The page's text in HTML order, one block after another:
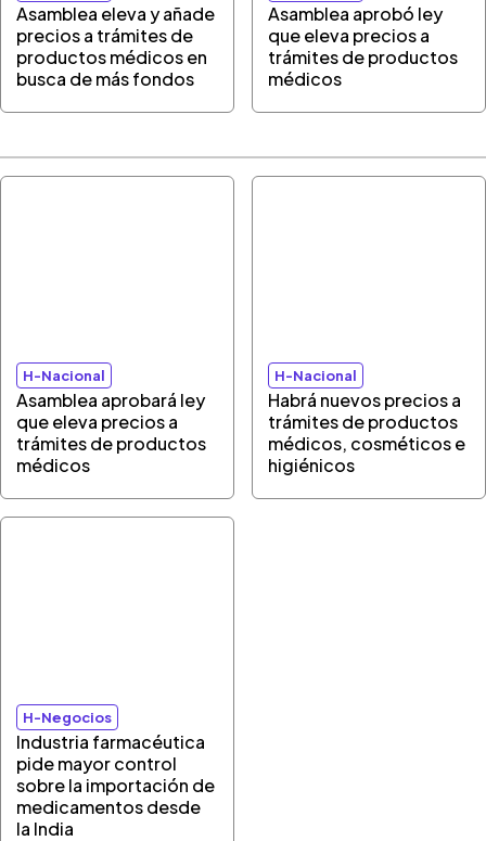
Asamblea eleva y añade
precios a trámites de
productos médicos en
busca de más fondos
Asamblea aprobó ley
que eleva precios a
trámites de productos
médicos
H-Nacional
Asamblea aprobará ley
que eleva precios a
trámites de productos
médicos
H-Nacional
Habrá nuevos precios a
trámites de productos
médicos, cosméticos e
higiénicos
H-Negocios
Industria farmacéutica
pide mayor control
sobre la importación de
medicamentos desde
la India